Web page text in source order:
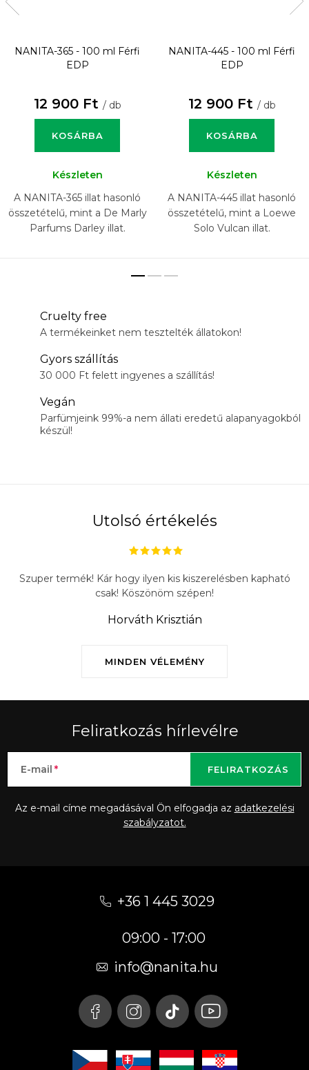
NANITA-365 - 100 ml Férfi
EDP
12 900 Ft / db
KOSÁRBA
Készleten
A NANITA-365 illat hasonló
összetételű, mint a De Marly
Parfums Darley illat.
NANITA-445 - 100 ml Férfi
EDP
12 900 Ft / db
KOSÁRBA
Készleten
A NANITA-445 illat hasonló
összetételű, mint a Loewe
Solo Vulcan illat.
Cruelty free
A termékeinket nem tesztelték állatokon!
Gyors szállítás
30 000 Ft felett ingyenes a szállítás!
Vegán
Parfümjeink 99%-a nem állati eredetű alapanyagokból
készül!
Utolsó értékelés
MINDEN VÉLEMÉNY
Szuper termék! Kár hogy ilyen kis kiszerelésben kapható
csak! Köszönöm szépen!
Horváth Krisztián
Feliratkozás hírlevélre
E-mail
Az e-mail címe megadásával Ön elfogadja az adatkezelési
szabályzatot.
FELIRATKOZÁS
+36 1 445 3029
09:00 - 17:00
info@nanita.hu